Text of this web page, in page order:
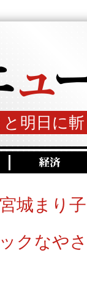
と明日に
城まり
クなや